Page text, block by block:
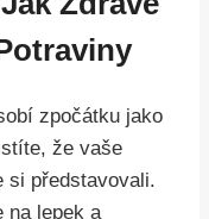
zpočátku jako
že vaše
si představovali.
na lepek a